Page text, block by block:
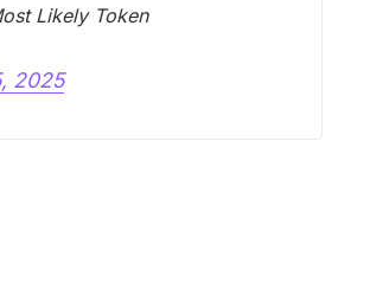
Likely Token
2025